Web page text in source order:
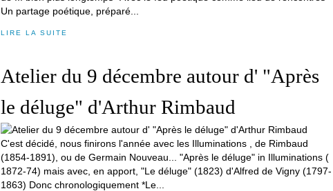
Un partage poétique, préparé...
LIRE LA SUITE
Atelier du 9 décembre autour d' "Après
le déluge" d'Arthur Rimbaud
C'est décidé, nous finirons l'année avec les Illuminations , de Rimbaud
(1854-1891), ou de Germain Nouveau... "Après le déluge" in Illuminations (
1872-74) mais avec, en apport, "Le déluge" (1823) d'Alfred de Vigny (1797-
1863) Donc chronologiquement *Le...